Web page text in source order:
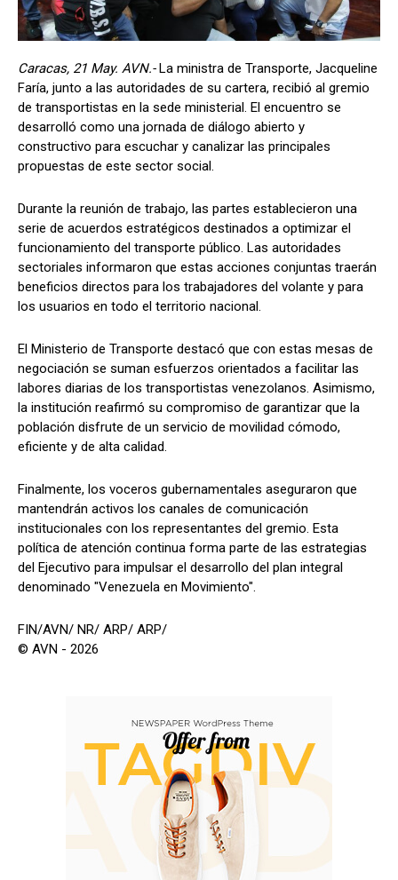
Caracas, 21 May. AVN.-La ministra de Transporte, Jacqueline
Faría, junto a las autoridades de su cartera, recibió al gremio
de transportistas en la sede ministerial. El encuentro se
desarrolló como una jornada de diálogo abierto y
constructivo para escuchar y canalizar las principales
propuestas de este sector social.
Durante la reunión de trabajo, las partes establecieron una
serie de acuerdos estratégicos destinados a optimizar el
funcionamiento del transporte público. Las autoridades
sectoriales informaron que estas acciones conjuntas traerán
beneficios directos para los trabajadores del volante y para
los usuarios en todo el territorio nacional.
El Ministerio de Transporte destacó que con estas mesas de
negociación se suman esfuerzos orientados a facilitar las
labores diarias de los transportistas venezolanos. Asimismo,
la institución reafirmó su compromiso de garantizar que la
población disfrute de un servicio de movilidad cómodo,
eficiente y de alta calidad.
Finalmente, los voceros gubernamentales aseguraron que
mantendrán activos los canales de comunicación
institucionales con los representantes del gremio. Esta
política de atención continua forma parte de las estrategias
del Ejecutivo para impulsar el desarrollo del plan integral
denominado "Venezuela en Movimiento".
FIN/AVN/ NR/ ARP/ ARP/
© AVN - 2026